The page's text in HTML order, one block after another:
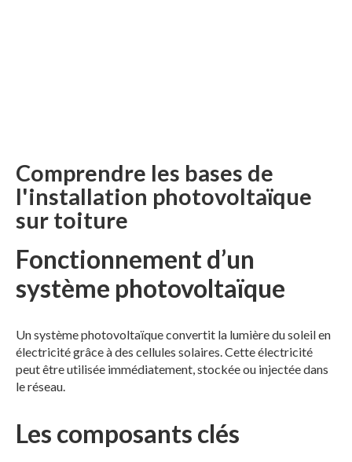
Comprendre les bases de
l'installation photovoltaïque
sur toiture
Fonctionnement d’un
système photovoltaïque
Un système photovoltaïque convertit la lumière du soleil en
électricité grâce à des cellules solaires. Cette électricité
peut être utilisée immédiatement, stockée ou injectée dans
le réseau.
Les composants clés